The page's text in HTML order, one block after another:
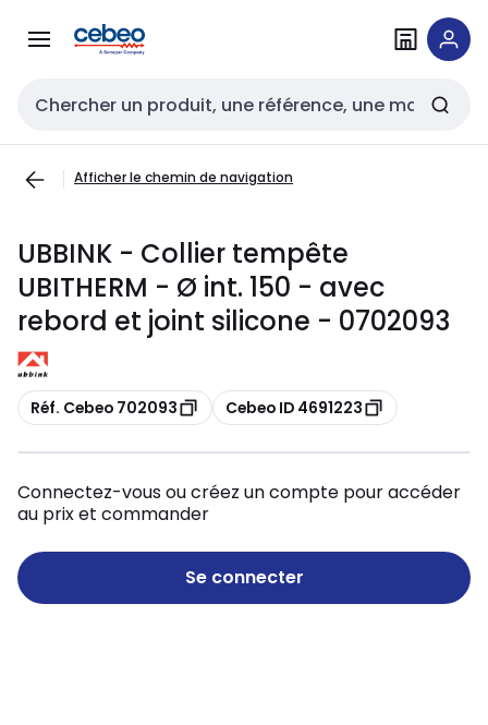
navigationau
Entrée de recherche
Afficher le chemin de navigation
UBBINK - Collier tempête
UBITHERM - Ø int. 150 - avec
rebord et joint silicone - 0702093
Copier
Réf. Cebeo 702093 Copier
Cebeo ID 4691223
Connectez-vous ou créez un compte pour accéder
au prix et commander
Se connecter